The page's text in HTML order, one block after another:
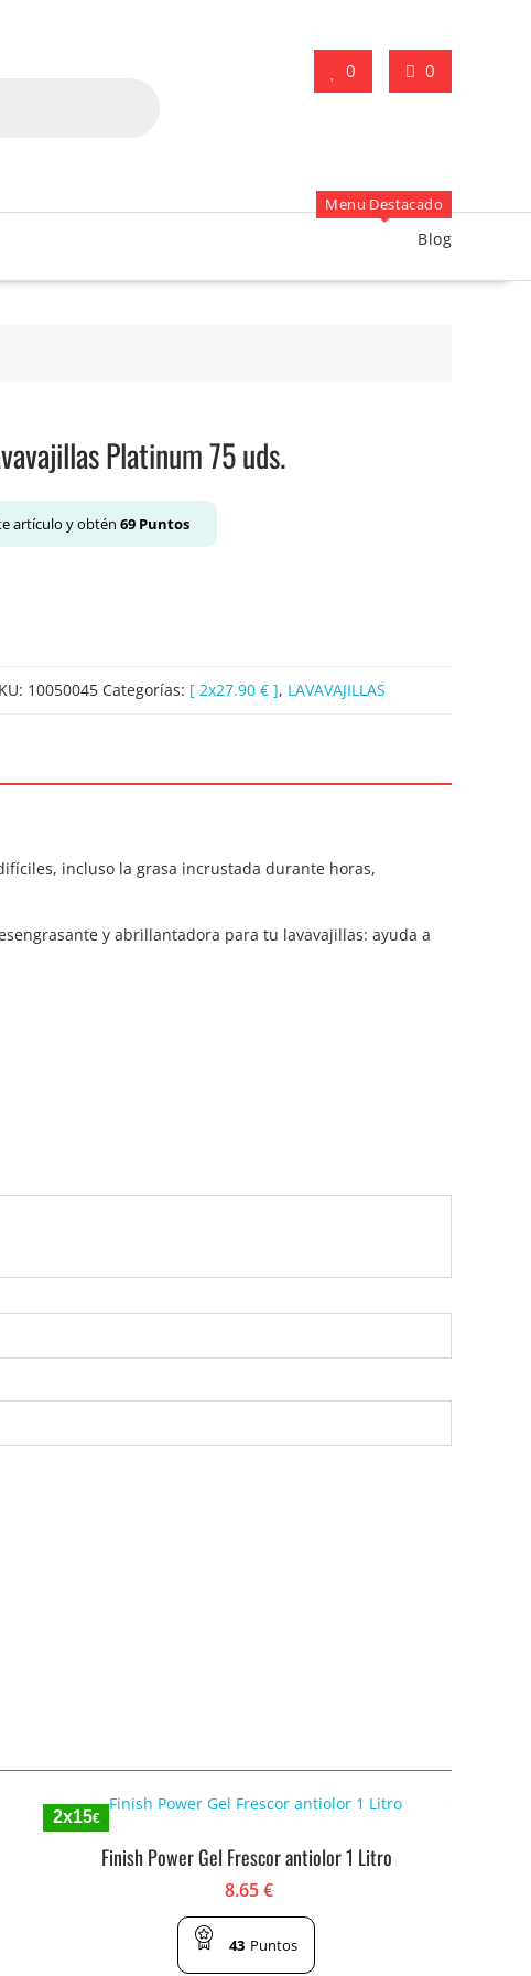
0 0
Menu Destacado
Blog
Platinum 75 uds.
artículo y obtén 69 Puntos
10050045 Categorías: [ 2x27.90 € ], LAVAVAJILLAS
incluso la grasa incrustada durante horas,
y abrillantadora para tu lavavajillas: ayuda a
2x15€
Finish Power Gel Frescor antiolor 1 Litro
8.65€
43 Puntos